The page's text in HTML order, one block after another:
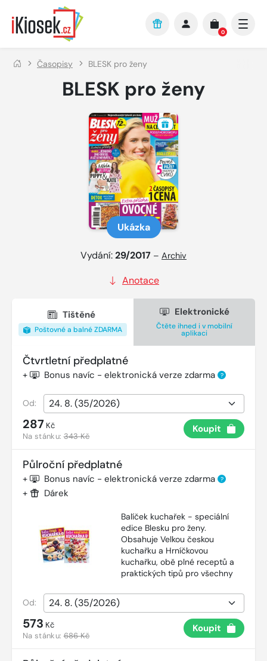
Přejít na hlavní obsah
0
Časopisy BLESK pro ženy
BLESK pro ženy
Ukázka
Vydání:29/2017 – Archiv
Anotace
Tištěné
Poštovné a balné ZDARMA
Elektronické
Čtěte ihned i v mobilní
aplikaci
Čtvrtletní předplatné
+ Bonus navíc - elektronická verze zdarma ?
Od:
287 Kč
Na stánku:343 Kč
Koupit
Půlroční předplatné
+ Bonus navíc - elektronická verze zdarma ?
+ Dárek
Balíček kuchařek - speciální
edice Blesku pro ženy.
Obsahuje Velkou českou
kuchařku a Hrníčkovou
kuchařku, obě plné receptů a
praktických tipů pro všechny
Od:
573 Kč
Na stánku:686 Kč
Koupit